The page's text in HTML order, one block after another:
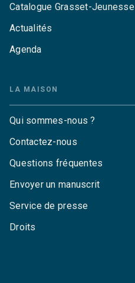
Catalogue Grasset-Jeunesse
Actualités
Agenda
LA MAISON
Qui sommes-nous ?
Contactez-nous
Questions fréquentes
Envoyer un manuscrit
Service de presse
Droits